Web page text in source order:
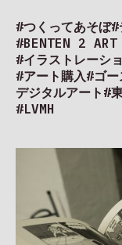
#つくってあそぼ#
#BENTEN 2 ART
#イラストレーシ
#アート購入#ゴー
デジタルアート #
#LVMH